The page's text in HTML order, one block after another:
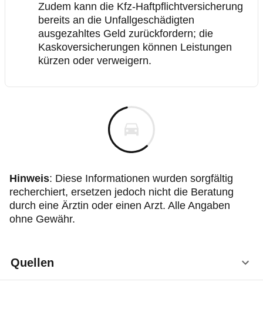
Zudem kann die Kfz-Haftpflichtversicherung
bereits an die Unfallgeschädigten
ausgezahltes Geld zurückfordern; die
Kaskoversicherungen können Leistungen
kürzen oder verweigern.
Hinweis: Diese Informationen wurden sorgfältig
recherchiert, ersetzen jedoch nicht die Beratung
durch eine Ärztin oder einen Arzt. Alle Angaben
ohne Gewähr.
Quellen